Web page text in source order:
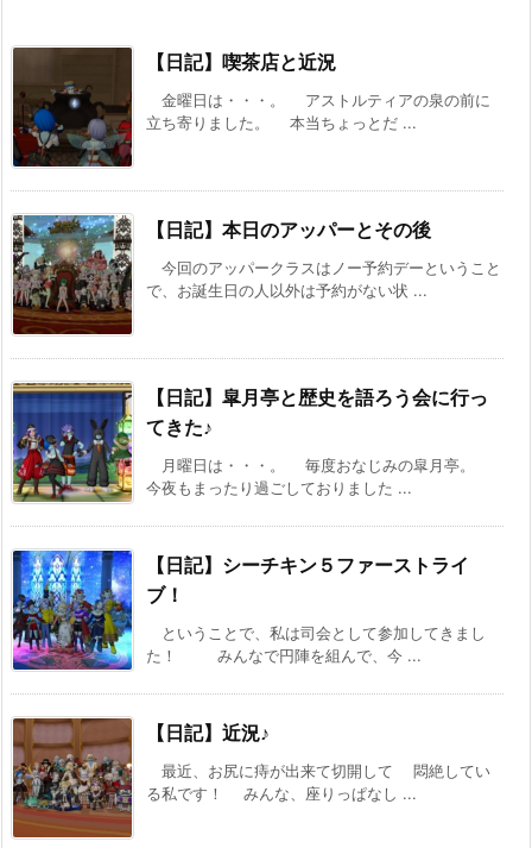
【日記】喫茶店と近況
金曜日は・・・。 アストルティアの泉の前に
立ち寄りました。 本当ちょっとだ ...
【日記】本日のアッパーとその後
今回のアッパークラスはノー予約デーということ
で、お誕生日の人以外は予約がない状 ...
【日記】皐月亭と歴史を語ろう会に行っ
てきた♪
月曜日は・・・。 毎度おなじみの皐月亭。
今夜もまったり過ごしておりました ...
【日記】シーチキン５ファーストライ
ブ！
ということで、私は司会として参加してきまし
た！ みんなで円陣を組んで、今 ...
【日記】近況♪
最近、お尻に痔が出来て切開して 悶絶してい
る私です！ みんな、座りっぱなし ...